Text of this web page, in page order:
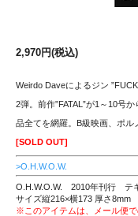
2,970円(税込)
Weirdo Daveによるジン
2弾。前作”FATAL”が1～10号
品全てを網羅。B級映画、ポル
[SOLD OUT]
>O.H.W.O.W.
O.H.W.O.W. 2010年刊行 テ
サイズ縦216×横173 厚さ
※このアイテムは、メール便で